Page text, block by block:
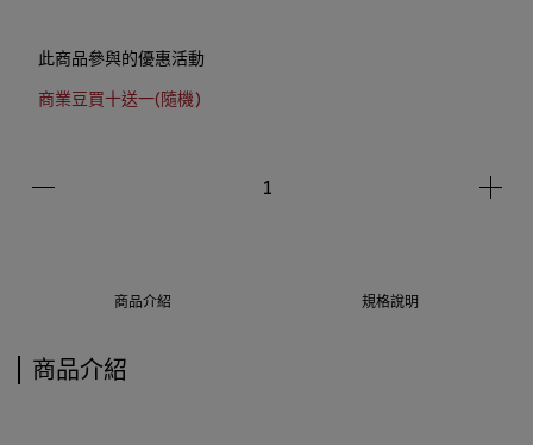
此商品參與的優惠活動
商業豆買十送一(隨機)
商品介紹 規格說明
商品介紹